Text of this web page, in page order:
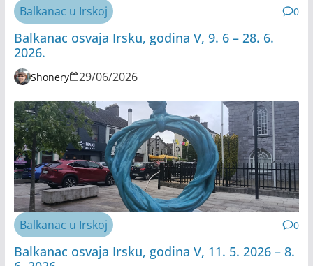
Balkanac u Irskoj 0
Balkanac osvaja Irsku, godina V, 9. 6 – 28. 6.
2026.
Shonery 29/06/2026
Balkanac u Irskoj 0
Balkanac osvaja Irsku, godina V, 11. 5. 2026 – 8.